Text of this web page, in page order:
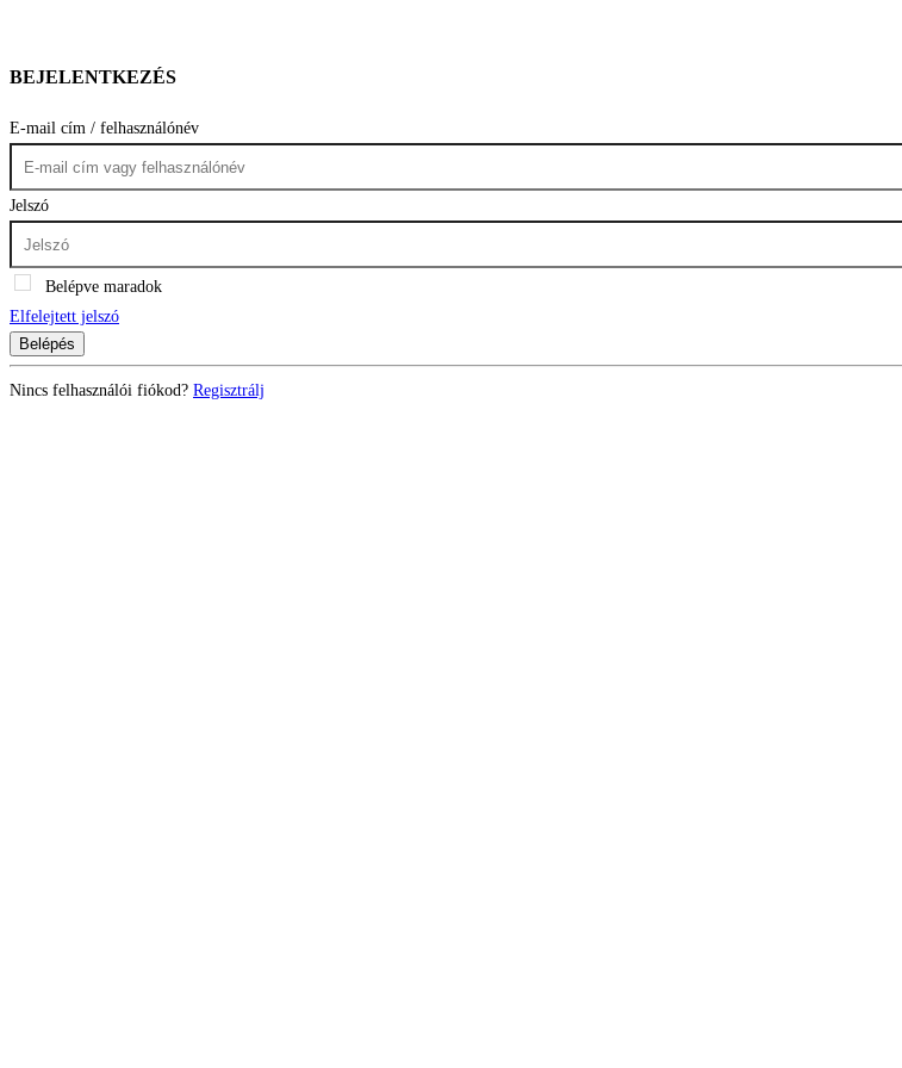
BEJELENTKEZÉS
E-mail cím / felhasználónév
Jelszó
Belépve maradok
Elfelejtett jelszó
Belépés
Nincs felhasználói fiókod? Regisztrálj